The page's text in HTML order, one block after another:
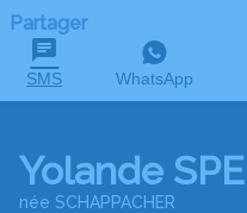
Partager
SMS WhatsApp
Yolande
née SCHAPPACHER